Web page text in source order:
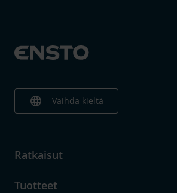
language Vaihda kieltä
Ratkaisut
Tuotteet